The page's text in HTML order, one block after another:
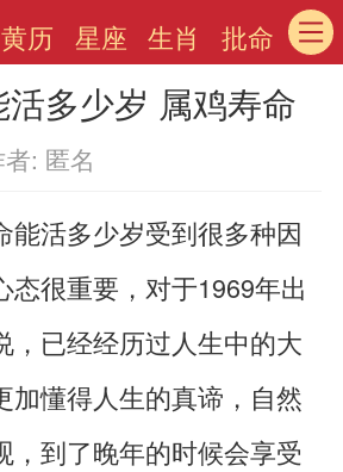
黄历 星座 生肖 批命
活多少岁 属鸡寿命
: 匿名
活多少岁受到很多种因
态很重要，对于1969年出
，已经经历过人生中的大
加懂得人生的真谛，自然
，到了晚年的时候会享受